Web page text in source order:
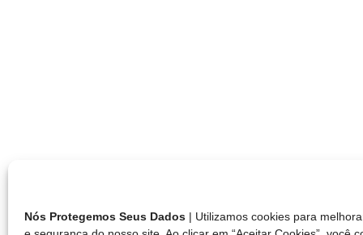
Nós Protegemos Seus Dados | Utilizamos cookies para